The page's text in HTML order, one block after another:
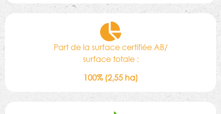
Part de la surface certifiée AB/
surface totale :
100% (2,55 ha)